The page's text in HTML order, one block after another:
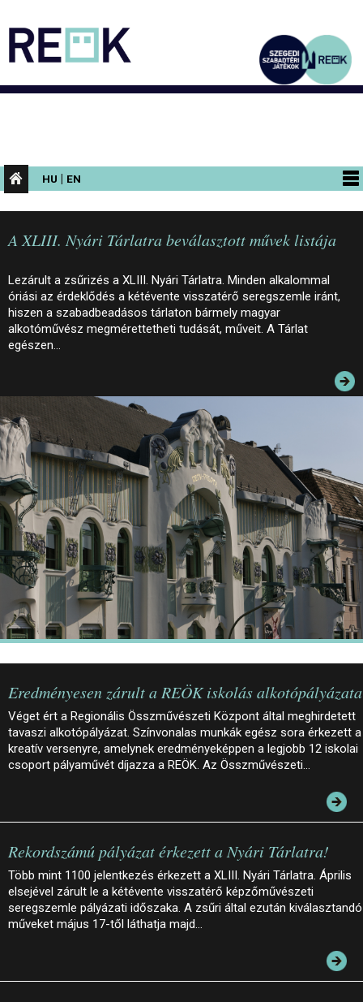
HU | EN
PROGRAMOK
KIÁLLÍTÁSOK
AZ ÉPÜLET
INFORMÁCIÓK
KONFERENCIA
ELÉRHETŐSÉG
PALOTASÉTÁK ÉS VEZETÉSEK
KÖZÉRDEKŰ ADATOK
A XLIII. Nyári Tárlatra beválasztott művek listája
Lezárult a zsűrizés a XLIII. Nyári Tárlatra. Minden alkalommal
óriási az érdeklődés a kétévente visszatérő seregszemle iránt,
hiszen a szabadbeadásos tárlaton bármely magyar
alkotóművész megmérettetheti tudását, műveit. A Tárlat
egészen…
Eredményesen zárult a REÖK iskolás alkotópályázata
Véget ért a Regionális Összművészeti Központ által meghirdetett
tavaszi alkotópályázat. Színvonalas munkák egész sora érkezett a
kreatív versenyre, amelynek eredményeképpen a legjobb 12 iskolai
csoport pályaművét díjazza a REÖK. Az Összművészeti…
Rekordszámú pályázat érkezett a Nyári Tárlatra!
Több mint 1100 jelentkezés érkezett a XLIII. Nyári Tárlatra. Április
elsejével zárult le a kétévente visszatérő képzőművészeti
seregszemle pályázati időszaka. A zsűri által ezután kiválasztandó
műveket május 17-től láthatja majd…